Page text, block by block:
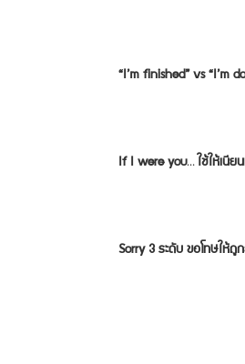
“I’m finished” vs “I’m
If I were you… ใช้ให้เนียน
Sorry 3 ระดับ ขอโทษให้